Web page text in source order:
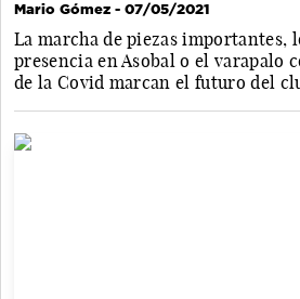
Mario Gómez - 07/05/2021
La marcha de piezas importantes,
presencia en Asobal o el varapalo
de la Covid marcan el futuro del